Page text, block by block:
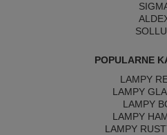
POPULARNE
LAMPY
LAMPY
LAMPY
LAMPY
LAMPY